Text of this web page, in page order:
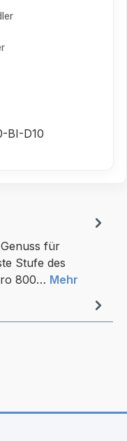
BI-D10
für
Stufe des
800… Mehr